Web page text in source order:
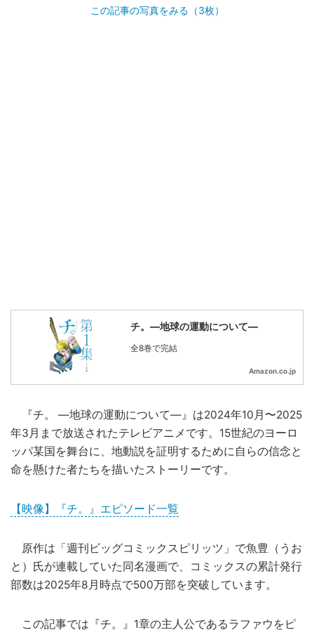
この記事の写真をみる（3枚）
チ。―地球の運動について―
全8巻で完結
Amazon.co.jp
『チ。 ―地球の運動について―』は2024年10月〜2025
年3月まで放送されたテレビアニメです。15世紀のヨーロ
ッパ某国を舞台に、地動説を証明するために自らの信念と
命を懸けた者たちを描いたストーリーです。
【映像】『チ。』エピソード一覧
原作は「週刊ビッグコミックスピリッツ」で魚豊（うお
と）氏が連載していた同名漫画で、コミックスの累計発行
部数は2025年8月時点で500万部を突破しています。
この記事では『チ。』1章の主人公であるラファウをピ